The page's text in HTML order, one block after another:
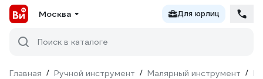
Москва Для юрлиц
Поиск в каталоге
Главная / Ручной инструмент / Малярный инструмент /